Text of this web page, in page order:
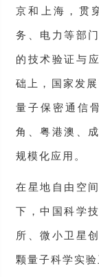
京和上海，贯
务、电力等部
的技术验证与
础上，国家发
量子保密通信
角、粤港澳、
规模化应用。
在星地自由空
下，中国科学
所、微小卫星
颗量子科学实